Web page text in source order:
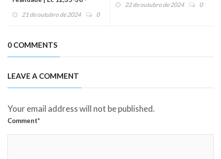
21 de outubro de 2024 0
22 de outubro de 2024 0
0 COMMENTS
LEAVE A COMMENT
Your email address will not be published.
Comment*